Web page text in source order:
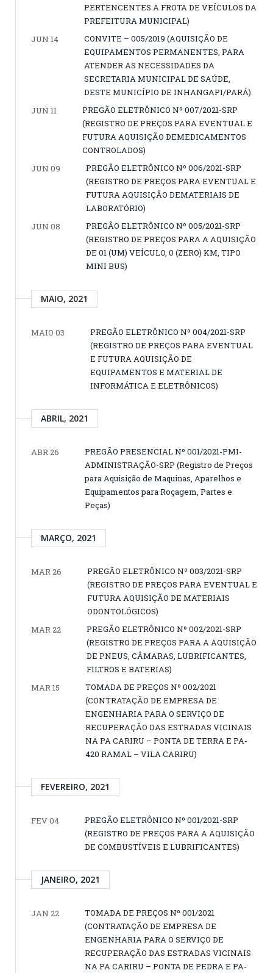
PERTENCENTES A FROTA DE VEÍCULOS DA
PREFEITURA MUNICIPAL)
JUN 14
CONVITE – 005/2019 (AQUISIÇÃO DE
EQUIPAMENTOS PERMANENTES, PARA
ATENDER AS NECESSIDADES DA
SECRETARIA MUNICIPAL DE SAÚDE,
DESTE MUNICÍPIO DE INHANGAPI/PARÁ)
JUN 11
PREGÃO ELETRÔNICO Nº 007/2021-SRP
(REGISTRO DE PREÇOS PARA EVENTUAL E
FUTURA AQUISIÇÃO DEMEDICAMENTOS
CONTROLADOS)
JUN 09
PREGÃO ELETRÔNICO Nº 006/2021-SRP
(REGISTRO DE PREÇOS PARA EVENTUAL E
FUTURA AQUISIÇÃO DEMATERIAIS DE
LABORATÓRIO)
JUN 08
PREGÃO ELETRÔNICO Nº 005/2021-SRP
(REGISTRO DE PREÇOS PARA A AQUISIÇÃO
DE 01 (UM) VEÍCULO, 0 (ZERO) KM, TIPO
MINI BUS)
MAIO, 2021
MAIO 03
PREGÃO ELETRÔNICO Nº 004/2021-SRP
(REGISTRO DE PREÇOS PARA EVENTUAL
E FUTURA AQUISIÇÃO DE
EQUIPAMENTOS E MATERIAL DE
INFORMÁTICA E ELETRÔNICOS)
ABRIL, 2021
ABR 26
PREGÃO PRESENCIAL Nº 001/2021-PMI-
ADMINISTRAÇÃO-SRP (Registro de Preços
para Aquisição de Maquinas, Aparelhos e
Equipamentos para Roçagem, Partes e
Peças)
MARÇO, 2021
MAR 26
PREGÃO ELETRÔNICO Nº 003/2021-SRP
(REGISTRO DE PREÇOS PARA EVENTUAL E
FUTURA AQUISIÇÃO DE MATERIAIS
ODONTOLÓGICOS)
MAR 22
PREGÃO ELETRÔNICO Nº 002/2021-SRP
(REGISTRO DE PREÇOS PARA A AQUISIÇÃO
DE PNEUS, CÂMARAS, LUBRIFICANTES,
FILTROS E BATERIAS)
MAR 15
TOMADA DE PREÇOS Nº 002/2021
(CONTRATAÇÃO DE EMPRESA DE
ENGENHARIA PARA O SERVIÇO DE
RECUPERAÇÃO DAS ESTRADAS VICINAIS
NA PA CARIRU – PONTA DE TERRA E PA-
420 RAMAL – VILA CARIRU)
FEVEREIRO, 2021
FEV 04
PREGÃO ELETRÔNICO Nº 001/2021-SRP
(REGISTRO DE PREÇOS PARA A AQUISIÇÃO
DE COMBUSTÍVEIS E LUBRIFICANTES)
JANEIRO, 2021
JAN 22
TOMADA DE PREÇOS Nº 001/2021
(CONTRATAÇÃO DE EMPRESA DE
ENGENHARIA PARA O SERVIÇO DE
RECUPERAÇÃO DAS ESTRADAS VICINAIS
NA PA CARIRU – PONTA DE PEDRA E PA-